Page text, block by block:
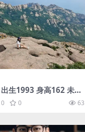
生1993 身高162 未婚
在读 公务员 优质单身女生征婚
0 0 63